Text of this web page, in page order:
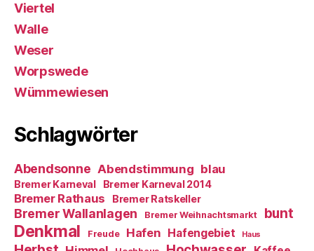
Viertel
Walle
Weser
Worpswede
Wümmewiesen
Schlagwörter
Abendsonne Abendstimmung blau
Bremer Karneval Bremer Karneval 2014
Bremer Rathaus Bremer Ratskeller
Bremer Wallanlagen Bremer Weihnachtsmarkt bunt
Denkmal Freude Hafen Hafengebiet Haus